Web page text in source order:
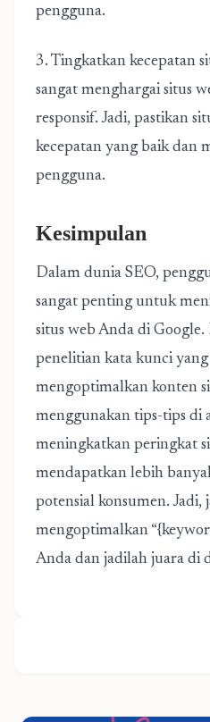
pengguna.
3. Tingkatkan kecepatan
sangat menghargai situs
responsif. Jadi, pastikan
kecepatan yang baik dan
pengguna.
Kesimpulan
Dalam dunia SEO,
sangat penting untuk
situs web Anda di
penelitian kata kunci
mengoptimalkan konten
menggunakan tips-tips di
meningkatkan peringkat
mendapatkan lebih
potensial konsumen.
mengoptimalkan
Anda dan jadilah juara di